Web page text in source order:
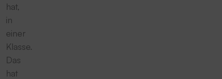
hat,
in
einer
Klasse.
Das
hat